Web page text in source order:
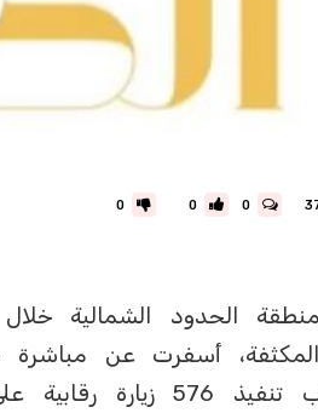
0
0
0
الوزارة المختلفة، إلى جانب